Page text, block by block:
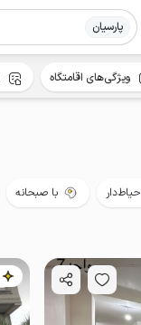
پارسیان
حیاط‌دار با صبحانه
ویژگی‌های اقامتگاه